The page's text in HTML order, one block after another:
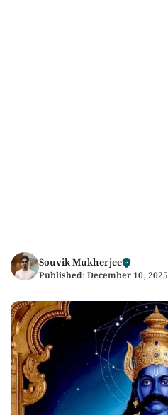
Souvik Mukherjee
Published: December 10, 2025